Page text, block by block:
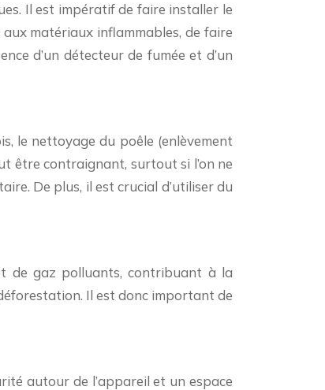
Il est impératif de faire installer le
matériaux inflammables, de faire
d’un détecteur de fumée et d’un
le nettoyage du poêle (enlèvement
être contraignant, surtout si l’on ne
De plus, il est crucial d’utiliser du
de gaz polluants, contribuant à la
Il est donc important de
autour de l’appareil et un espace